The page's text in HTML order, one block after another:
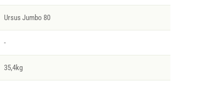
Ursus Jumbo 80
-
35,4kg